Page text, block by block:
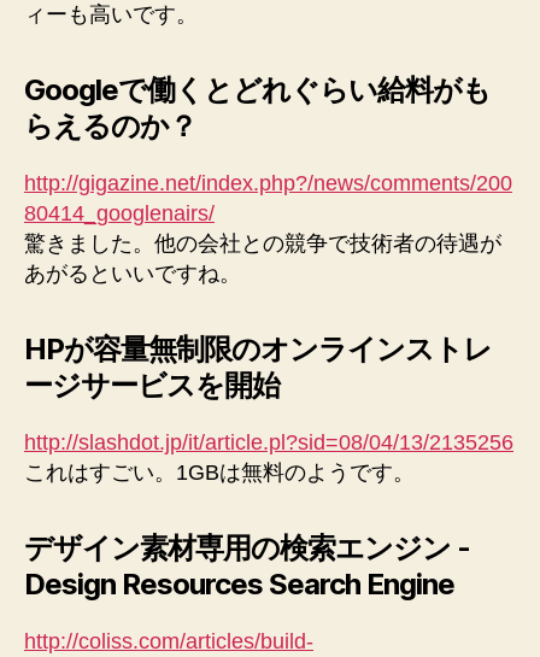
ィーも高いです。
Googleで働くとどれぐらい給料がも
らえるのか？
http://gigazine.net/index.php?/news/comments/200
80414_googlenairs/
驚きました。他の会社との競争で技術者の待遇が
あがるといいですね。
HPが容量無制限のオンラインストレ
ージサービスを開始
http://slashdot.jp/it/article.pl?sid=08/04/13/2135256
これはすごい。1GBは無料のようです。
デザイン素材専用の検索エンジン -
Design Resources Search Engine
http://coliss.com/articles/build-